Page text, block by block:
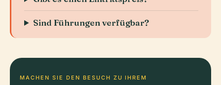
Sind Führungen verfügbar?
MACHEN SIE DEN BESUCH ZU IHREM